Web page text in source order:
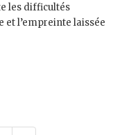
les difficultés
et l’empreinte laissée